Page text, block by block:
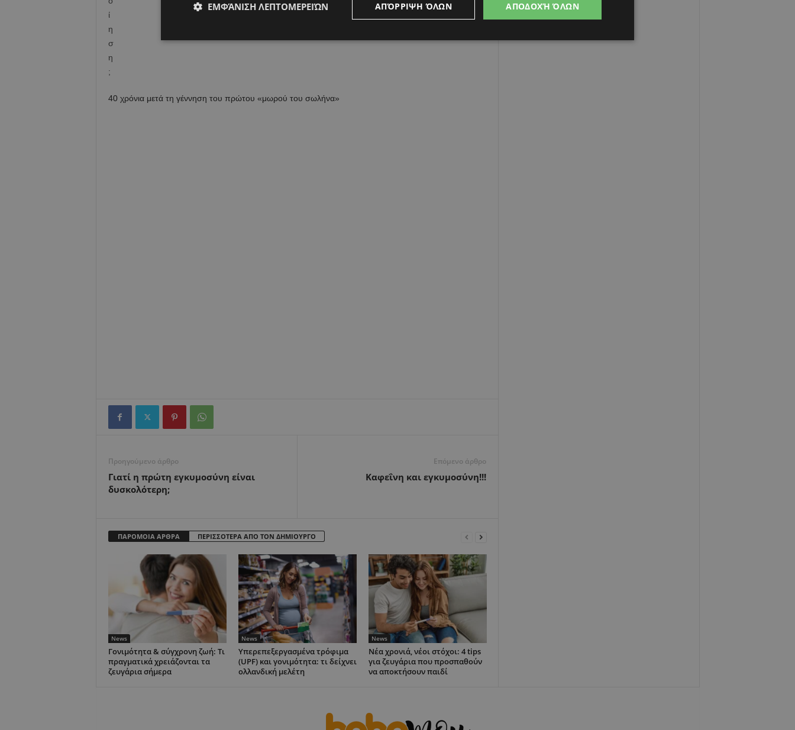
40 χρόνια μετά τη γέννηση του πρώτου «μωρού του σωλήνα»
Προηγούμενο άρθρο
Γιατί η πρώτη εγκυμοσύνη είναι
δυσκολότερη;
Επόμενο άρθρο
Καφεΐνη και εγκυμοσύνη!!!
ΠΑΡΟΜΟΙΑ ΑΡΘΡΑ ΠΕΡΙΣΣΟΤΕΡΑ ΑΠΟ ΤΟΝ ΔΗΜΙΟΥΡΓΟ
News
Γονιμότητα & σύγχρονη ζωή: Τι
πραγματικά χρειάζονται τα
ζευγάρια σήμερα
News
Υπερεπεξεργασμένα τρόφιμα
(UPF) και γονιμότητα: τι δείχνει
ολλανδική μελέτη
News
Νέα χρονιά, νέοι στόχοι: 4 tips
για ζευγάρια που προσπαθούν
να αποκτήσουν παιδί
ΑΠΟΔΟΧΉ ΌΛΩΝ
ΑΠΌΡΡΙΨΗ ΌΛΩΝ
ΕΜΦΆΝΙΣΗ ΛΕΠΤΟΜΕΡΕΙΏΝ